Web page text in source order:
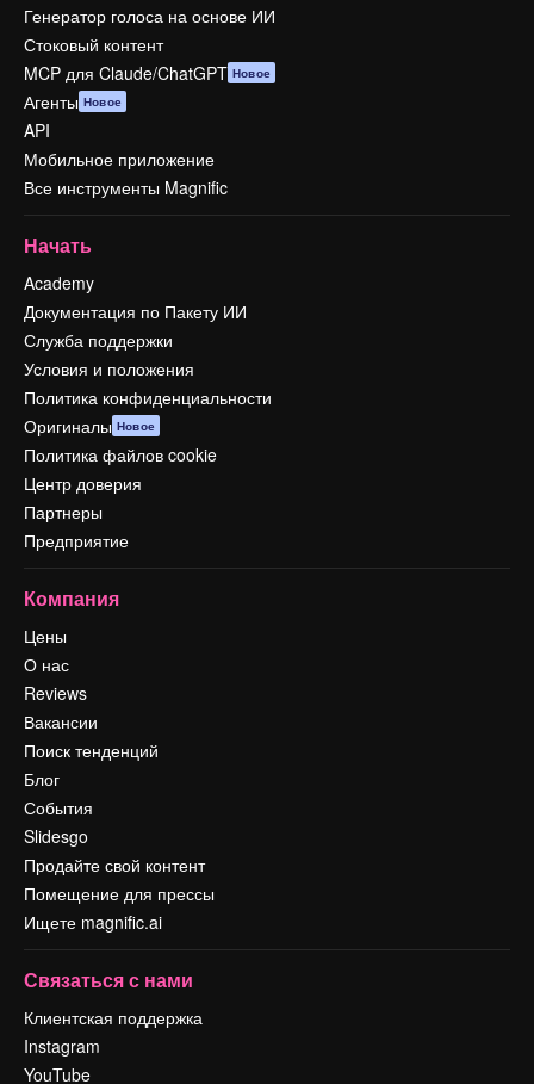
Генератор голоса на основе ИИ
Стоковый контент
MCP для Claude/ChatGPT Новое
Агенты Новое
API
Мобильное приложение
Все инструменты Magnific
Начать
Academy
Документация по Пакету ИИ
Служба поддержки
Условия и положения
Политика конфиденциальности
Оригиналы Новое
Политика файлов cookie
Центр доверия
Партнеры
Предприятие
Компания
Цены
О нас
Reviews
Вакансии
Поиск тенденций
Блог
События
Slidesgo
Продайте свой контент
Помещение для прессы
Ищете magnific.ai
Связаться с нами
Клиентская поддержка
Instagram
YouTube